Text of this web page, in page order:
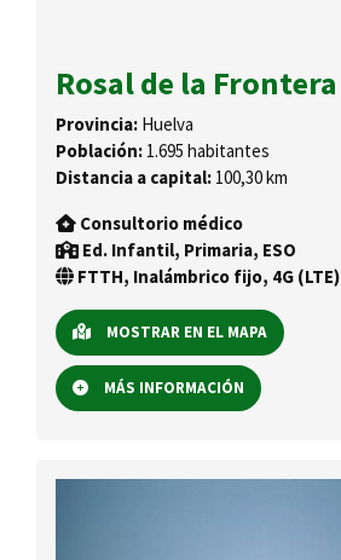
Rosal de la Frontera
Provincia: Huelva
Población: 1.695 habitantes
Distancia a capital: 100,30 km
Consultorio médico
Ed. Infantil, Primaria, ESO
FTTH, Inalámbrico fijo, 4G (LTE)
MOSTRAR EN EL MAPA
MÁS INFORMACIÓN